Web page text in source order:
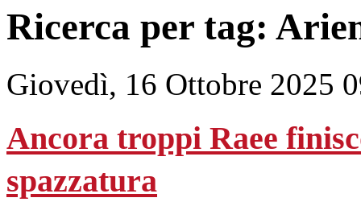
Ricerca per tag:
Giovedì, 16 Ottobre 2025
Ancora troppi Raee
spazzatura